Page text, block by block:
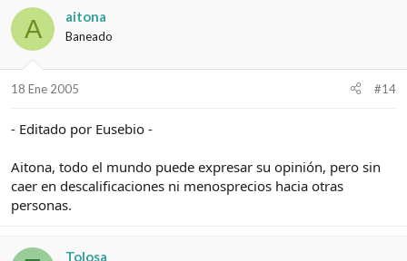
A aitona
Baneado
18 Ene 2005 #14
- Editado por Eusebio -
Aitona, todo el mundo puede expresar su opinión, pero sin
caer en descalificaciones ni menosprecios hacia otras
personas.
Tolosa